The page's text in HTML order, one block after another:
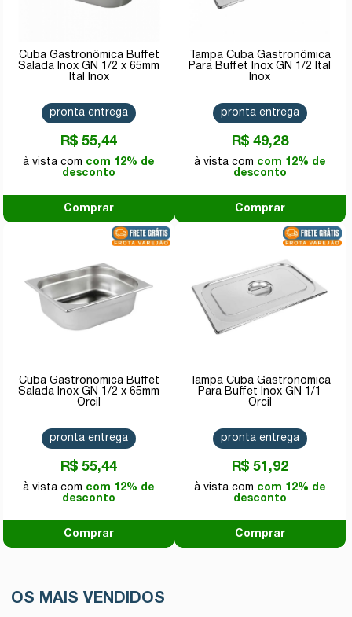
Cuba Gastronômica Buffet
Salada Inox GN 1/2 x 65mm
Ital Inox
R$ 55,44
com 12% de
desconto
pronta entrega
Comprar
Tampa Cuba Gastronômica
Para Buffet Inox GN 1/2 Ital
Inox
R$ 49,28
com 12% de
desconto
pronta entrega
Comprar
Cuba Gastronômica Buffet
Salada Inox GN 1/2 x 65mm
Orcil
R$ 55,44
com 12% de
desconto
pronta entrega
Comprar
Tampa Cuba Gastronômica
Para Buffet Inox GN 1/1
Orcil
R$ 51,92
com 12% de
desconto
pronta entrega
Comprar
OS MAIS VENDIDOS